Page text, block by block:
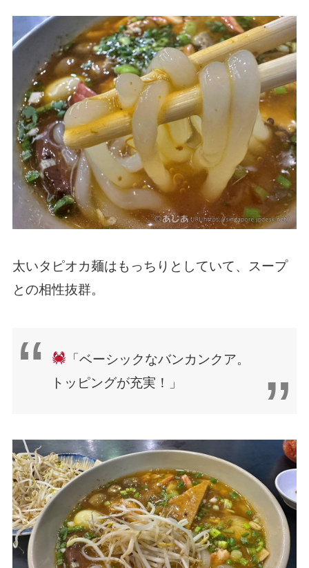
太いタピオカ麺はもっちりとしていて、スープ
との相性抜群。
「ベーシックなバンカンクア。
トッピングが充実！」